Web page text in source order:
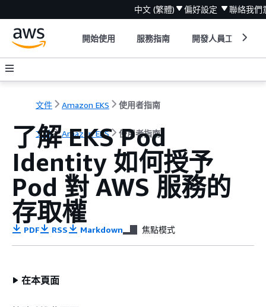
中文 (繁體) 偏好設定 聯絡我們
開始使用 服務指南 開發人員工具
文件 Amazon EKS 使用者指南
文件 Amazon EKS 使用者指南
了解 EKS Pod
Identity 如何授予
Pod 對 AWS 服務的
存取權
PDF RSS Markdown 焦點模式
在本頁面